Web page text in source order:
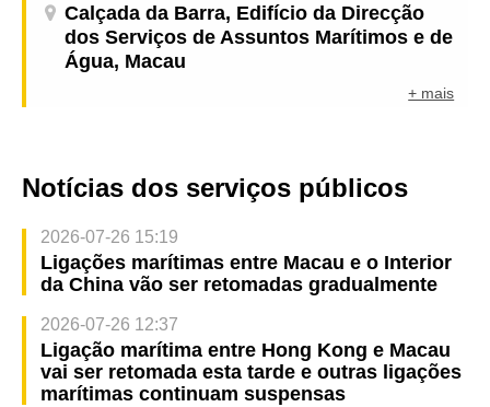
Calçada da Barra, Edifício da Direcção
dos Serviços de Assuntos Marítimos e de
Água, Macau
+ mais
Notícias dos serviços públicos
2026-07-26 15:19
Ligações marítimas entre Macau e o Interior
da China vão ser retomadas gradualmente
2026-07-26 12:37
Ligação marítima entre Hong Kong e Macau
vai ser retomada esta tarde e outras ligações
marítimas continuam suspensas